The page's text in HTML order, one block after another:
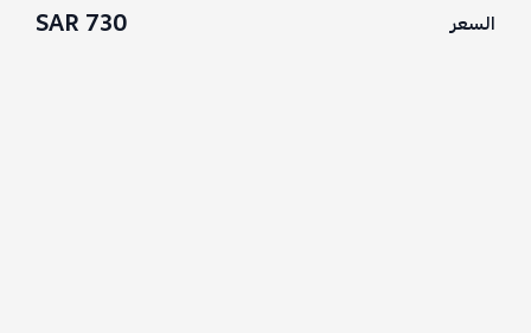
السعر 730 SAR